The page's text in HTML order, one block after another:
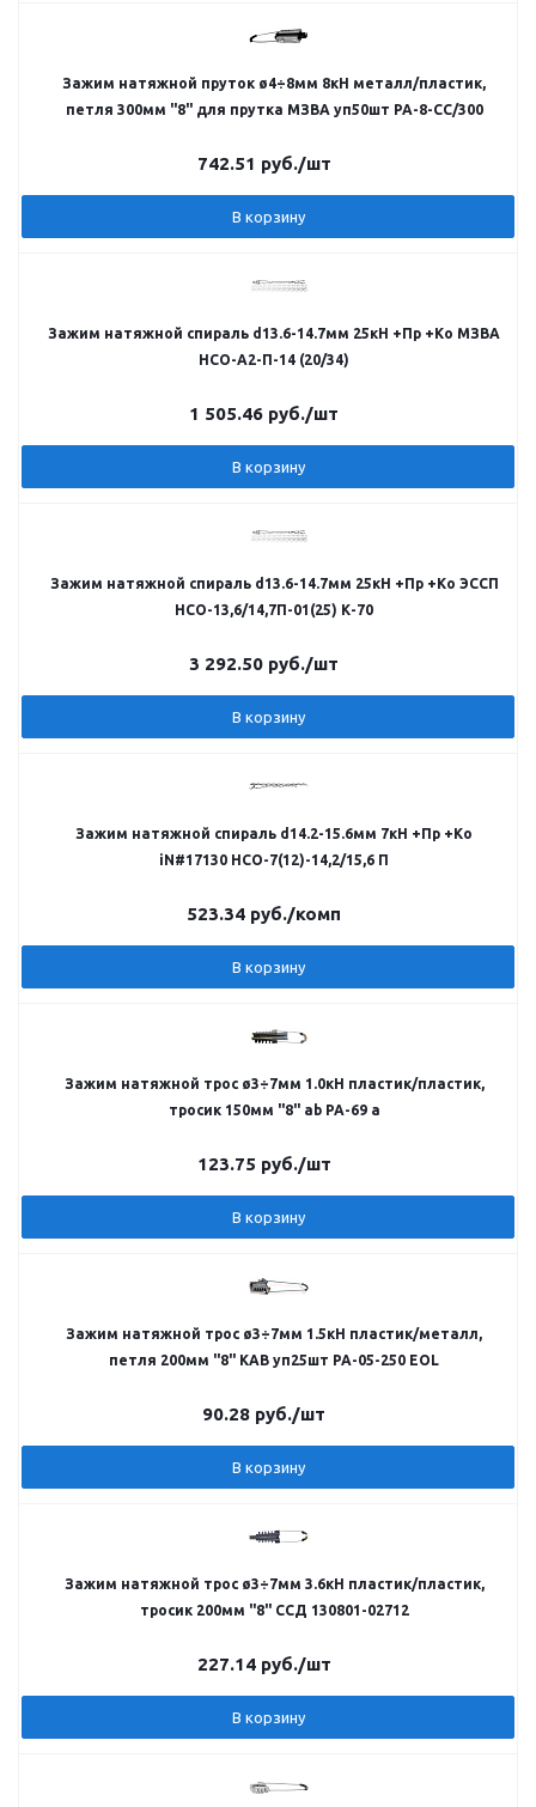
Зажим натяжной пруток ø4÷8мм 8кН металл/пластик,
петля 300мм "8" для прутка МЗВА уп50шт PA-8-CC/300
742.51 руб./шт
В корзину
Зажим натяжной спираль d13.6-14.7мм 25кН +Пр +Ко МЗВА
НСО-А2-П-14 (20/34)
1 505.46 руб./шт
В корзину
Зажим натяжной спираль d13.6-14.7мм 25кН +Пр +Ко ЭССП
НСО-13,6/14,7П-01(25) К-70
3 292.50 руб./шт
В корзину
Зажим натяжной спираль d14.2-15.6мм 7кН +Пр +Ко
iN#17130 НСО-7(12)-14,2/15,6 П
523.34 руб./комп
В корзину
Зажим натяжной трос ø3÷7мм 1.0кН пластик/пластик,
тросик 150мм "8" ab PA-69 а
123.75 руб./шт
В корзину
Зажим натяжной трос ø3÷7мм 1.5кН пластик/металл,
петля 200мм "8" КАВ уп25шт РА-05-250 EOL
90.28 руб./шт
В корзину
Зажим натяжной трос ø3÷7мм 3.6кН пластик/пластик,
тросик 200мм "8" ССД 130801-02712
227.14руб./шт
В корзину